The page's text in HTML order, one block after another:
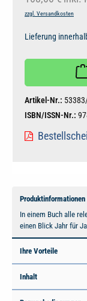
zzgl. Versandkosten
Lieferung
Artikel-Nr.:
ISBN/ISSN-Nr.:
Produktinformationen
In einem Buch alle
einen Blick Jahr für
Ihre Vorteile
Inhalt